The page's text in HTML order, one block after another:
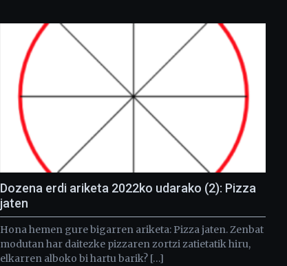
Dozena erdi ariketa 2022ko udarako (2): Pizza
jaten
Hona hemen gure bigarren ariketa: Pizza jaten. Zenbat
modutan har daitezke pizzaren zortzi zatietatik hiru,
elkarren alboko bi hartu barik? […]